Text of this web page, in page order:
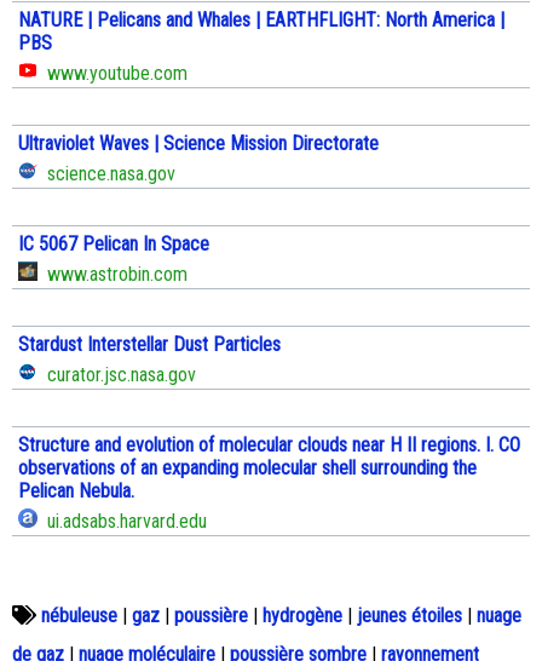
NATURE | Pelicans and Whales | EARTHFLIGHT: North America |
PBS
www.youtube.com
Ultraviolet Waves | Science Mission Directorate
science.nasa.gov
IC 5067 Pelican In Space
www.astrobin.com
Stardust Interstellar Dust Particles
curator.jsc.nasa.gov
Structure and evolution of molecular clouds near H II regions. I. CO
observations of an expanding molecular shell surrounding the
Pelican Nebula.
ui.adsabs.harvard.edu
nébuleuse | gaz | poussière | hydrogène | jeunes étoiles | nuage
de gaz | nuage moléculaire | poussière sombre | rayonnement